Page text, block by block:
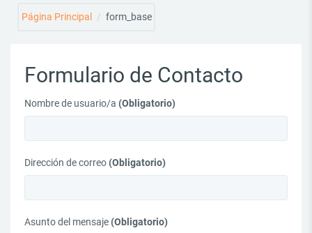
Página Principal form_base
Formulario de Contacto
Nombre de usuario/a (Obligatorio)
Dirección de correo (Obligatorio)
Asunto del mensaje (Obligatorio)